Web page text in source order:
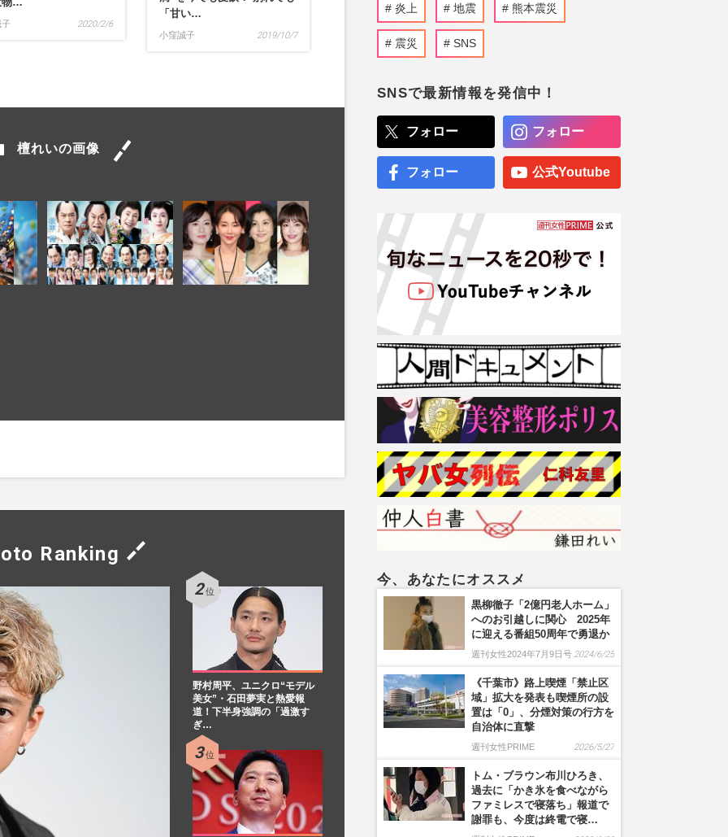
2020/2/6
「甘い…
小窪誠子 2019/10/7
檀れいの画像
Ranking
野村周平、ユニクロ“モデル
美女”・石田夢実と熱愛報
道！下半身強調の「過激す
ぎ…
テレ朝『モーニングショ
ー』で弁護士・猿田佐世氏
《TBS日曜劇場
で「別班」を募集！詐欺の
声も「求人は事実」運営会
社が明かす“激レア”バイト
の真相
小栗旬の“非公表長女”が顔
専門医が厳選した「がんに
ル秘テクニック、1日10点
満点の“早見シート”簡単管
【大阪より強引？】横浜
市、’27年花博に合わせ「市
内全域」路上喫煙禁止方針
も、喫煙所整備は“ノープラ
「非常識かつ論外」元NHK
青山祐子アナ、長嶋茂雄さ
ん弔問も“セクシー”な装い
に寄せられた「マナー違
反」
炎上 地震 熊本震災
震災 SNS
SNSで最新情報を発信中！
フォロー フォロー
フォロー 公式Youtube
今、あなたにオススメ
黒柳徹子「2億円老人ホーム」
へのお引越しに関心 2025年
に迎える番組50周年で勇退か
週刊女性2024年7月9日号 2024/6/25
《千葉市》路上喫煙「禁止区
域」拡大を発表も喫煙所の設
置は「0」、分煙対策の行方を
自治体に直撃
週刊女性PRIME 2026/5/27
トム・ブラウン布川ひろき、
過去に「かき氷を食べながら
ファミレスで寝落ち」報道で
謝罪も、今度は終電で寝…